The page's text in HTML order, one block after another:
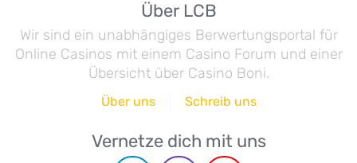
Über LCB
Wir sind ein unabhängiges Berwertungsportal für
Online Casinos mit einem Casino Forum und einer
Übersicht über Casino Boni.
Über uns Schreib uns
Vernetze dich mit uns